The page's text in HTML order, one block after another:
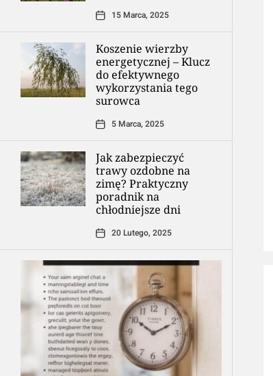
15 Marca, 2025
Koszenie wierzby
energetycznej – Klucz
do efektywnego
wykorzystania tego
surowca
5 Marca, 2025
Jak zabezpieczyć
trawy ozdobne na
zimę? Praktyczny
poradnik na
chłodniejsze dni
20 Lutego, 2025